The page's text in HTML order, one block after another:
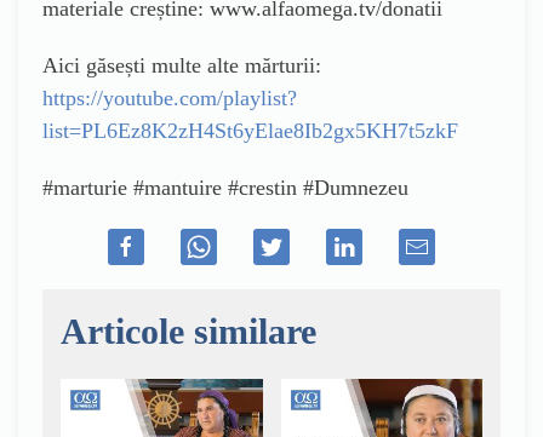
materiale creștine: www.alfaomega.tv/donatii
Aici găsești multe alte mărturii:
https://youtube.com/playlist?
list=PL6Ez8K2zH4St6yElae8Ib2gx5KH7t5zkF
#marturie #mantuire #crestin #Dumnezeu
Articole similare